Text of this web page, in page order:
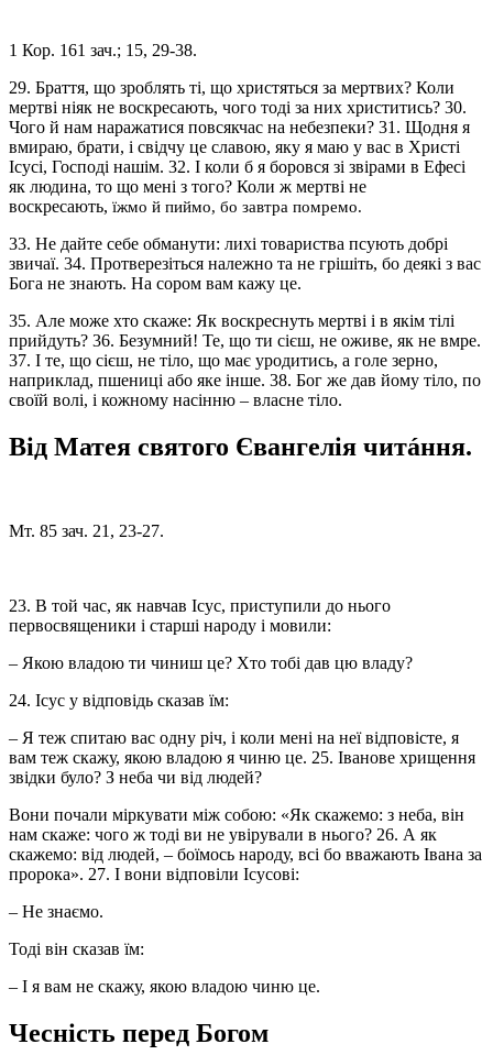
1 Кор. 161 зач.; 15, 29-38.
29. Браття, що зроблять ті, що христяться за мертвих? Коли
мертві ніяк не воскресають, чого тоді за них христитись? 30.
Чого й нам наражатися повсякчас на небезпеки? 31. Щодня я
вмираю, брати, і свідчу це славою, яку я маю у вас в Христі
Ісусі, Господі нашім. 32. І коли б я боровся зі звірами в Ефесі
як людина, то що мені з того? Коли ж мертві не
воскресають, їжмо й пиймо, бо завтра помремо.
33. Не дайте себе обманути: лихі товариства псують добрі
звичаї. 34. Протверезіться належно та не грішіть, бо деякі з вас
Бога не знають. На сором вам кажу це.
35. Але може хто скаже: Як воскреснуть мертві і в якім тілі
прийдуть? 36. Безумний! Те, що ти сієш, не оживе, як не вмре.
37. І те, що сієш, не тіло, що має уродитись, а голе зерно,
наприклад, пшениці або яке інше. 38. Бог же дав йому тіло, по
своїй волі, і кожному насінню – власне тіло.
Від Матея святого Євангелія читáння.
Мт. 85 зач. 21, 23-27.
23. В той час, як навчав Ісус, приступили до нього
первосвященики і старші народу і мовили:
– Якою владою ти чиниш це? Хто тобі дав цю владу?
24. Ісус у відповідь сказав їм:
– Я теж спитаю вас одну річ, і коли мені на неї відповісте, я
вам теж скажу, якою владою я чиню це. 25. Іванове хрищення
звідки було? З неба чи від людей?
Вони почали міркувати між собою: «Як скажемо: з неба, він
нам скаже: чого ж тоді ви не увірували в нього? 26. А як
скажемо: від людей, – боїмось народу, всі бо вважають Івана за
пророка». 27. І вони відповіли Ісусові:
– Не знаємо.
Тоді він сказав їм:
– І я вам не скажу, якою владою чиню це.
Чесність перед Богом